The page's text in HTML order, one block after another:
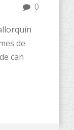
0
de
can